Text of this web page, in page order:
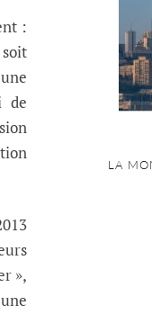
:
de
»,
LA